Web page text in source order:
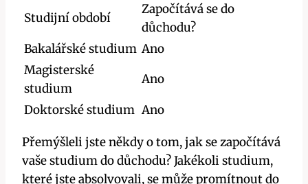
Studijní období
Započítává se do
důchodu?
Bakalářské studium Ano
Magisterské
studium
Ano
Doktorské studium Ano
Přemýšleli jste někdy o tom, jak se započítává
vaše studium do důchodu? Jakékoli studium,
které jste absolvovali, se může promítnout do